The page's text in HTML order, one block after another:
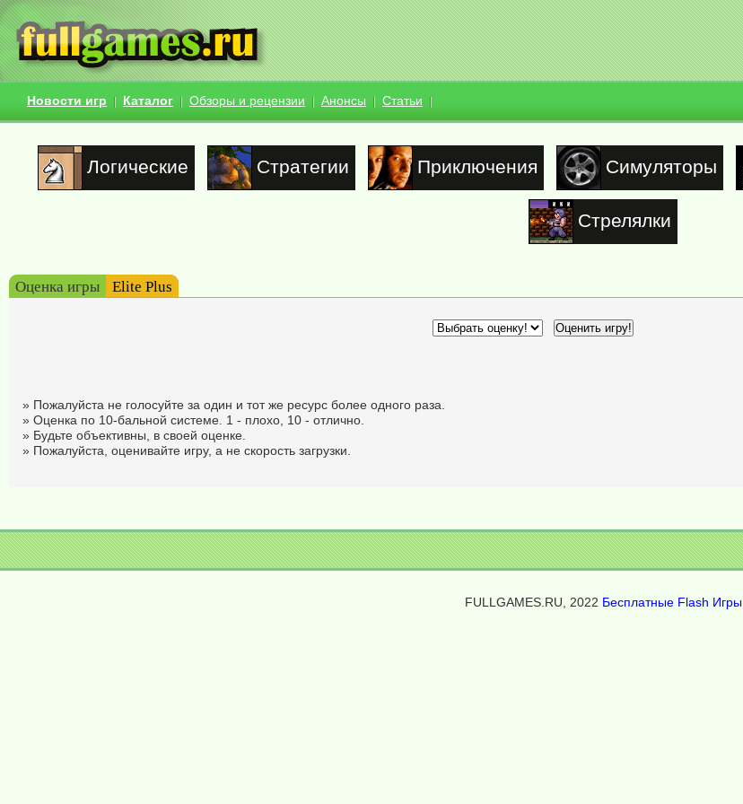
Новости игр Каталог Обзоры и рецензии Анонсы Статьи
Логические Стратегии Приключения Симуляторы
Стрелялки
Оценка игры Elite Plus
» Пожалуйста не голосуйте за один и тот же ресурс более одного раза.
» Оценка по 10-бальной системе. 1 - плохо, 10 - отлично.
» Будьте объективны, в своей оценке.
» Пожалуйста, оценивайте игру, а не скорость загрузки.
FULLGAMES.RU, 2022 Бесплатные Flash Игры